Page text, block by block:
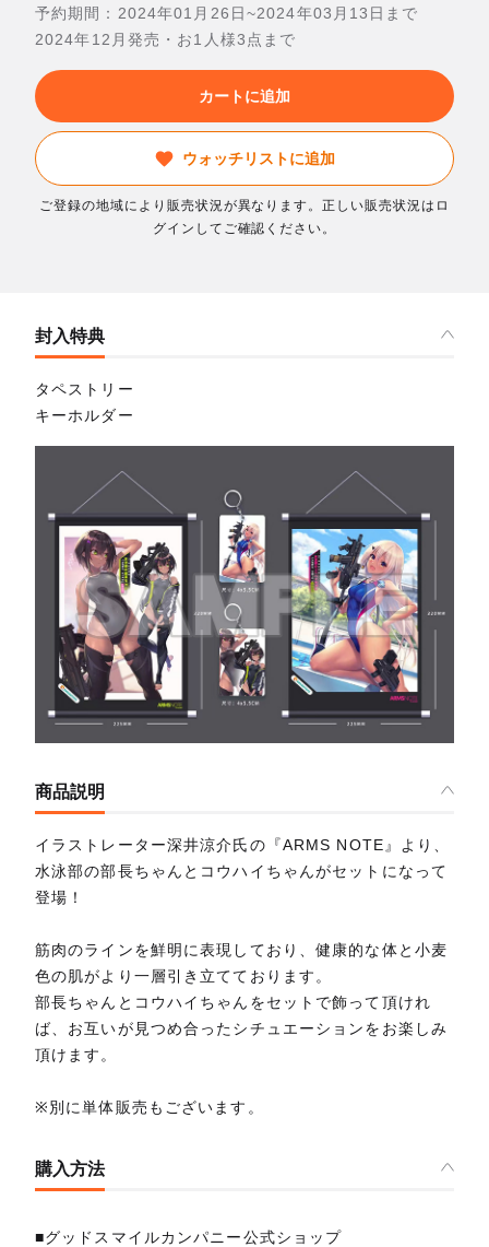
予約期間：2024年01月26日~2024年03月13日まで
2024年12月発売・お1人様3点まで
カートに追加
ウォッチリストに追加
ご登録の地域により販売状況が異なります。正しい販売状況はロ
グインしてご確認ください。
封入特典
タペストリー
キーホルダー
商品説明
イラストレーター深井涼介氏の『ARMS NOTE』より、
水泳部の部長ちゃんとコウハイちゃんがセットになって
登場！
筋肉のラインを鮮明に表現しており、健康的な体と小麦
色の肌がより一層引き立てております。
部長ちゃんとコウハイちゃんをセットで飾って頂けれ
ば、お互いが見つめ合ったシチュエーションをお楽しみ
頂けます。
※別に単体販売もございます。
購入方法
■グッドスマイルカンパニー公式ショップ